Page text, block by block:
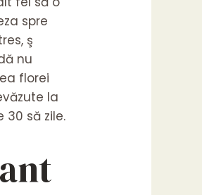
spre
ş
nu
florei
la
să zile.